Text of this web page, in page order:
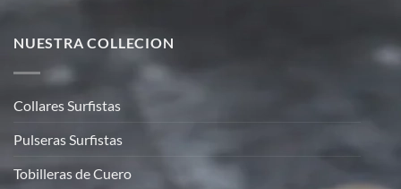
NUESTRA COLLECION
Collares Surfistas
Pulseras Surfistas
Tobilleras de Cuero